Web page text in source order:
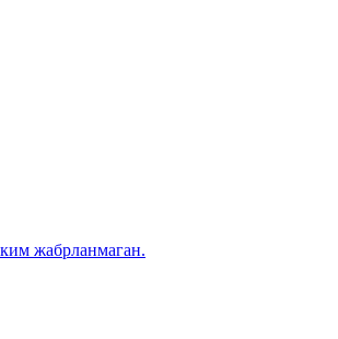
жабрланмаган.